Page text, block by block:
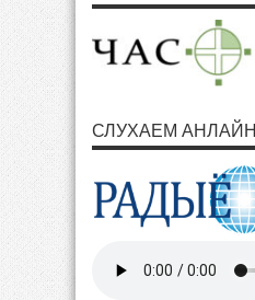
СЛУХАЕМ АНЛАЙН